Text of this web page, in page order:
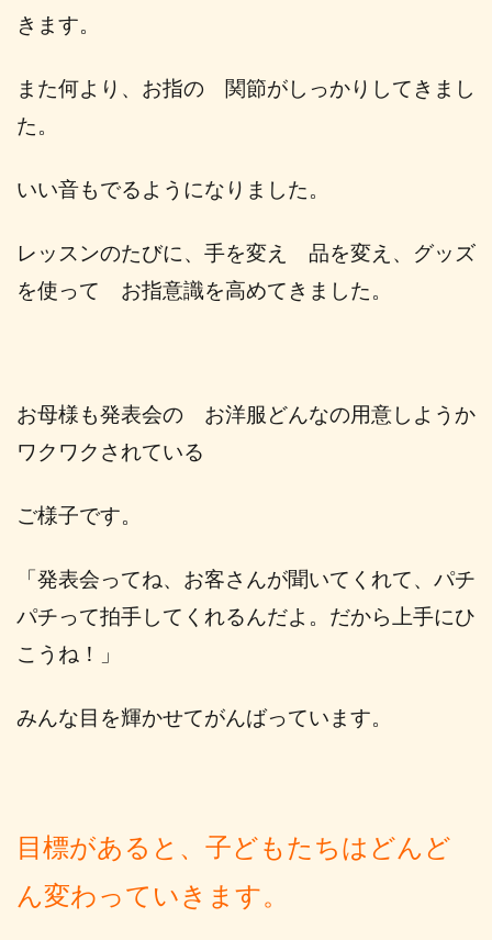
きます。
また何より、お指の 関節がしっかりしてきまし
た。
いい音もでるようになりました。
レッスンのたびに、 手を変え 品を変え、グッズ
を使って お指意識を高めてきました。
お母様も発表会の お洋服どんなの用意しようか
ワクワクされている
ご様子です。
「発表会ってね、お客さんが聞いてくれて、パチ
パチって拍手してくれるんだよ。 だから上手にひ
こうね！」
みんな目を輝かせてがんばっています。
目標があると、子どもたちはどんど
ん変わっていきます。